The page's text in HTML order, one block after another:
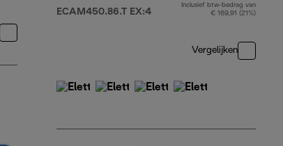
ECAM450.86.T EX:4
Inclusief btw-bedrag van
€ 169,91 (21%)
Vergelijken